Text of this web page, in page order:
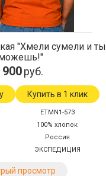
"Хмели сумели и ты
900руб.
Купить в 1 клик
ETMN1-573
100% хлопок
Россия
ЭКСПЕДИЦИЯ
просмотр